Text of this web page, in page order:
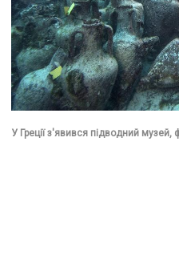
У Греції з'явився підводний